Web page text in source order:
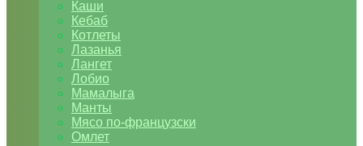
Каши
Кебаб
Котлеты
Лазанья
Лангет
Лобио
Мамалыга
Манты
Мясо по-французски
Омлет